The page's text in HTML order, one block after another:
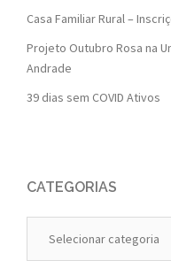
Casa Familiar Rural –
Projeto Outubro Rosa na
Andrade
39 dias sem COVID Ativos
CATEGORIAS